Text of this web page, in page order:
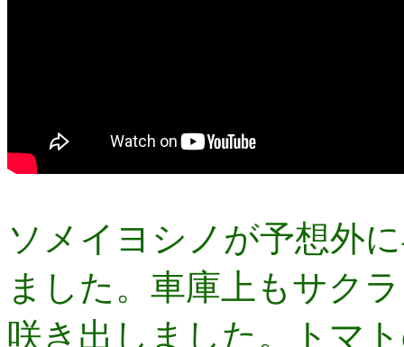
ソメイヨシノが予想外
ました。車庫上もサク
咲き出しました。トマ